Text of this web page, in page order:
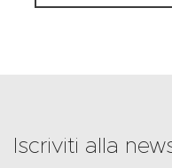
Iscriviti alla